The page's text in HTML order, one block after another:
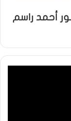
أحمد راسم